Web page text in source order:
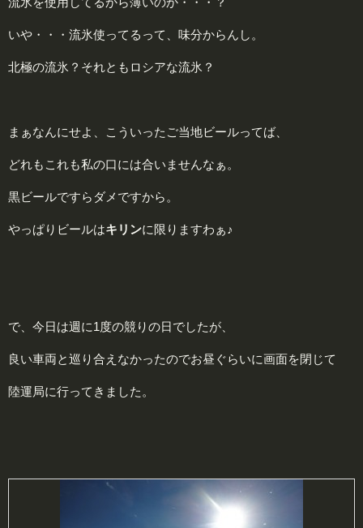
いや・・・流氷使ってるって、味分からんし。
北極の流氷？それともロシアな流氷？
まぁなんにせよ、こういったご当地ビールってば、
どれもこれも私の口には合いませんなぁ。
黒ビールですらダメですから。
やっぱりビールはキリンに限りますわぁ♪
で、今日は週に1度の競りの日でしたが、
良い車両と巡り合えなかったのでお昼ぐらいに画面を閉じて
陸運局に行ってきました。